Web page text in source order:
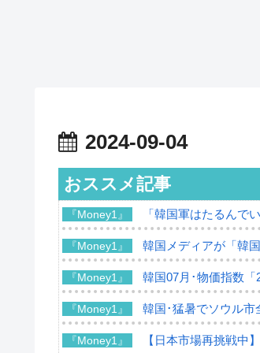
2024-09-04
おススメ記事
『Money1』 「韓国軍はたるんで
『Money1』 韓国メディアが「韓
『Money1』 韓国07月･物価指数
『Money1』 韓国･猛暑でソウル市
『Money1』
【日本市場再挑戦中